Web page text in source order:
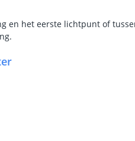
en het eerste lichtpunt of